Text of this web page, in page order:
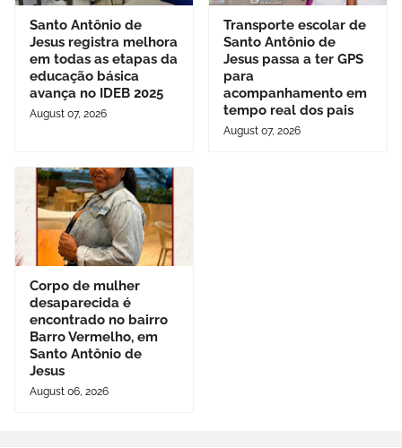
Santo Antônio de
Jesus registra melhora
em todas as etapas da
educação básica
avança no IDEB 2025
August 07, 2026
Transporte escolar de
Santo Antônio de
Jesus passa a ter GPS
para
acompanhamento em
tempo real dos pais
August 07, 2026
Corpo de mulher
desaparecida é
encontrado no bairro
Barro Vermelho, em
Santo Antônio de
Jesus
August 06, 2026